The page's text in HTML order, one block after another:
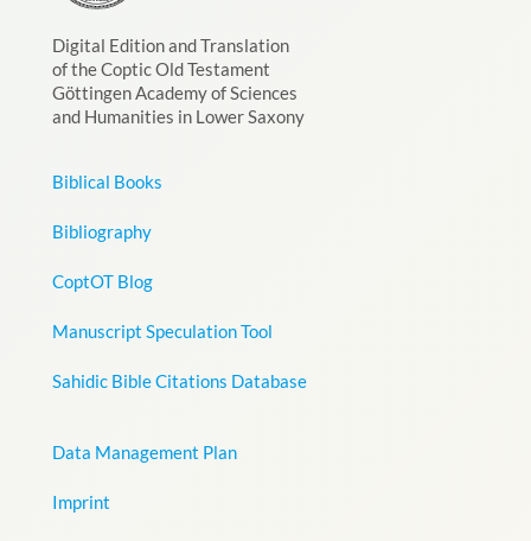
Digital Edition and Translation
of the Coptic Old Testament
Göttingen Academy of Sciences
and Humanities in Lower Saxony
Biblical Books
Bibliography
CoptOT Blog
Manuscript Speculation Tool
Sahidic Bible Citations Database
Data Management Plan
Imprint